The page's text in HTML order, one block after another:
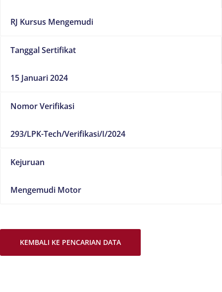
RJ Kursus Mengemudi
Tanggal Sertifikat
15 Januari 2024
Nomor Verifikasi
293/LPK-Tech/Verifikasi/I/2024
Kejuruan
Mengemudi Motor
KEMBALI KE PENCARIAN DATA